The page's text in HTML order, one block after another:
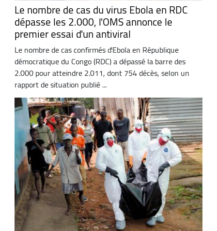
Le nombre de cas du virus Ebola en RDC
dépasse les 2.000, l'OMS annonce le
premier essai d'un antiviral
Le nombre de cas confirmés d'Ebola en République
démocratique du Congo (RDC) a dépassé la barre des
2.000 pour atteindre 2.011, dont 754 décès, selon un
rapport de situation publié ...